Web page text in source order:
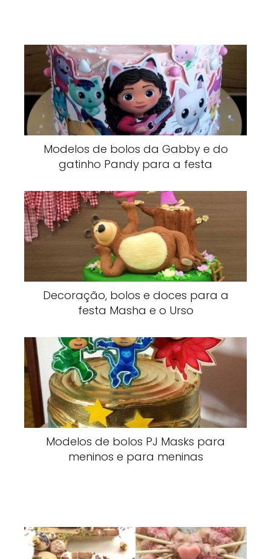
Modelos de bolos da Gabby e do
gatinho Pandy para a festa
Decoração, bolos e doces para a
festa Masha e o Urso
Modelos de bolos PJ Masks para
meninos e para meninas